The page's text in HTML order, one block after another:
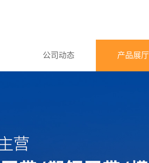
公司动态 产品展厅